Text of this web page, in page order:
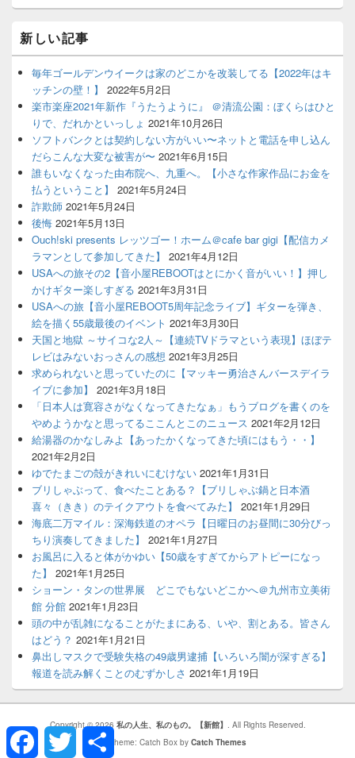
新しい記事
毎年ゴールデンウイークは家のどこかを改装してる【2022年はキ
ッチンの壁！】
2022年5月2日
楽市楽座2021年新作『うたうように』 ＠清流公園：ぼくらはひと
りで、だれかといっしょ 2021年10月26日
ソフトバンクとは契約しない方がいい〜ネットと電話を申し込ん
だらこんな大変な被害が〜 2021年6月15日
誰もいなくなった由布院へ、九重へ。【小さな作家作品にお金を
払うということ】
2021年5月24日
詐欺師 2021年5月24日
後悔 2021年5月13日
Ouch!ski presents レッツゴー！ホーム＠cafe bar gigi【配信カメ
ラマンとして参加してきた】
2021年4月12日
USAへの旅その2【音小屋REBOOTはとにかく音がいい！】押し
かけギター楽しすぎる 2021年3月31日
USAへの旅【音小屋REBOOT5周年記念ライブ】ギターを弾き、
絵を描く55歳最後のイベント 2021年3月30日
天国と地獄 ～サイコな2人～【連続TVドラマという表現】ほぼテ
レビはみないおっさんの感想 2021年3月25日
求められないと思っていたのに【マッキー勇治さんバースデイラ
イブに参加】
2021年3月18日
「日本人は寛容さがなくなってきたなぁ」もうブログを書くのを
やめようかなと思ってるここんとこのニュース 2021年2月12日
給湯器のかなしみよ【あったかくなってきた頃にはもう・・】
2021年2月2日
ゆでたまごの殻がきれいにむけない 2021年1月31日
ブリしゃぶって、食べたことある？【ブリしゃぶ鍋と日本酒
喜々（きき）のテイクアウトを食べてみた】
2021年1月29日
海底二万マイル：深海鉄道のオペラ【日曜日のお昼間に30分びっ
ちり演奏してきました】
2021年1月27日
お風呂に入ると体がかゆい【50歳をすぎてからアトピーになっ
た】
2021年1月25日
ショーン・タンの世界展 どこでもないどこかへ＠九州市立美術
館 分館 2021年1月23日
頭の中が乱雑になることがたまにある、いや、割とある。皆さん
はどう？ 2021年1月21日
鼻出しマスクで受験失格の49歳男逮捕【いろいろ闇が深すぎる】
報道を読み解くことのむずかしさ 2021年1月19日
Copyright © 2026 私の人生、私のもの。【新館】
. All Rights Reserved.
Theme: Catch Box by Catch Themes
FacebookTwitter 共
有